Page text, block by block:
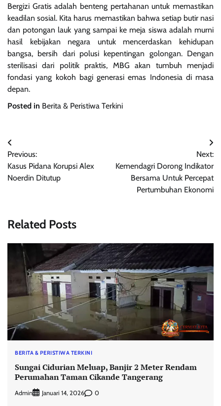
Bergizi Gratis adalah benteng pertahanan untuk memastikan
keadilan sosial. Kita harus memastikan bahwa setiap butir nasi
dan potongan lauk yang sampai ke meja siswa adalah murni
hasil kebijakan negara untuk mencerdaskan kehidupan
bangsa, bersih dari polusi kepentingan golongan. Dengan
sterilisasi dari politik praktis, MBG akan tumbuh menjadi
fondasi yang kokoh bagi generasi emas Indonesia di masa
depan.
Posted in Berita & Peristiwa Terkini
Navigasi
pos
Previous:
Kasus Pidana Korupsi Alex
Noerdin Ditutup
Next:
Kemendagri Dorong Indikator
Bersama Untuk Percepat
Pertumbuhan Ekonomi
Related Posts
BERITA & PERISTIWA TERKINI
Sungai Cidurian Meluap, Banjir 2 Meter Rendam
Perumahan Taman Cikande Tangerang
Admin Januari 14, 2026 0